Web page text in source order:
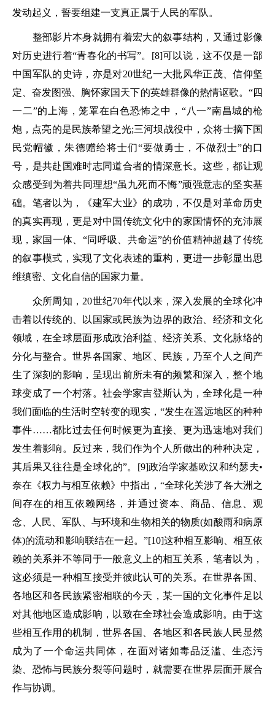
发动起义，誓要组建一支真正属于人民的军队。
整部影片本身就拥有着宏大的叙事结构，又通过影像
对历史进行着“青春化的书写”。[8]可以说，这不仅是一部
中国军队的史诗，亦是对20世纪一大批风华正茂、信仰坚
定、奋发图强、胸怀家国天下的英雄群像的热情讴歌。“四
一二”的上海，笼罩在白色恐怖之中，“八一”南昌城的枪
炮，点亮的是民族希望之光;三河坝战役中，众将士摘下国
民党帽徽，朱德赠给将士们“要做勇士，不做烈士”的口
号，是共赴国难时志同道合者的情深意长。这些，都让观
众感受到为着共同理想“虽九死而不悔”顽强意志的坚实基
础。笔者以为，《建军大业》的成功，不仅是对革命历史
的真实再现，更是对中国传统文化中的家国情怀的充沛展
现，家国一体、“同呼吸、共命运”的价值精神超越了传统
的叙事模式，实现了文化表述的重构，更进一步彰显出思
维缜密、文化自信的国家力量。
众所周知，20世纪70年代以来，深入发展的全球化冲
击着以传统的、以国家或民族为边界的政治、经济和文化
领域，在全球层面形成政治利益、经济关系、文化脉络的
分化与整合。世界各国家、地区、民族，乃至个人之间产
生了深刻的影响，呈现出前所未有的频繁和深入，整个地
球变成了一个村落。社会学家吉登斯认为，全球化是一种
我们面临的生活时空转变的现实，“发生在遥远地区的种种
事件……都比过去任何时候更为直接、更为迅速地对我们
发生着影响。反过来，我们作为个人所做出的种种决定，
其后果又往往是全球化的”。[9]政治学家基欧汉和约瑟夫•
奈在《权力与相互依赖》中指出，“全球化关涉了各大洲之
间存在的相互依赖网络，并通过资本、商品、信息、观
念、人民、军队、与环境和生物相关的物质(如酸雨和病原
体)的流动和影响联结在一起。”[10]这种相互影响、相互依
赖的关系并不等同于一般意义上的相互关系，笔者以为，
这必须是一种相互接受并彼此认可的关系。在世界各国、
各地区和各民族紧密相联的今天，某一国的文化事件足以
对其他地区造成影响，以致在全球社会造成影响。由于这
些相互作用的机制，世界各国、各地区和各民族人民显然
成为了一个命运共同体，在面对诸如毒品泛滥、生态污
染、恐怖与民族分裂等问题时，就需要在世界层面开展合
作与协调。